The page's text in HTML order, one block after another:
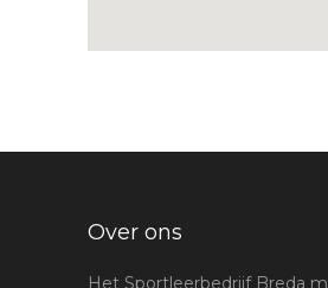
Over ons
Het Sportleerbedrijf Breda